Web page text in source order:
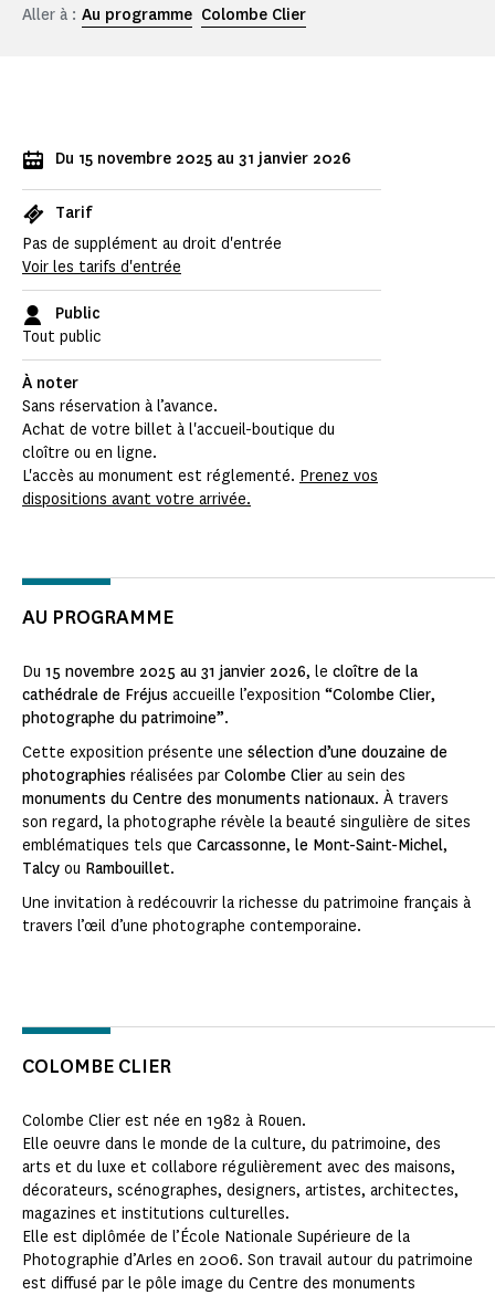
Aller à : Au programme Colombe Clier
Du 15 novembre 2025 au 31 janvier 2026
Tarif
Pas de supplément au droit d'entrée
Voir les tarifs d'entrée
Public
Tout public
À noter
Sans réservation à l’avance.
Achat de votre billet à l'accueil-boutique du
cloître ou en ligne.
L'accès au monument est réglementé. Prenez vos
dispositions avant votre arrivée.
AU PROGRAMME
Du 15 novembre 2025 au 31 janvier 2026, le cloître de la
cathédrale de Fréjus accueille l’exposition “Colombe Clier,
photographe du patrimoine”.
Cette exposition présente une sélection d’une douzaine de
photographies réalisées par Colombe Clier au sein des
monuments du Centre des monuments nationaux. À travers
son regard, la photographe révèle la beauté singulière de sites
emblématiques tels que Carcassonne, le Mont-Saint-Michel,
Talcy ou Rambouillet.
Une invitation à redécouvrir la richesse du patrimoine français à
travers l’œil d’une photographe contemporaine.
COLOMBE CLIER
Colombe Clier est née en 1982 à Rouen.
Elle oeuvre dans le monde de la culture, du patrimoine, des
arts et du luxe et collabore régulièrement avec des maisons,
décorateurs, scénographes, designers, artistes, architectes,
magazines et institutions culturelles.
Elle est diplômée de l’École Nationale Supérieure de la
Photographie d’Arles en 2006. Son travail autour du patrimoine
est diffusé par le pôle image du Centre des monuments